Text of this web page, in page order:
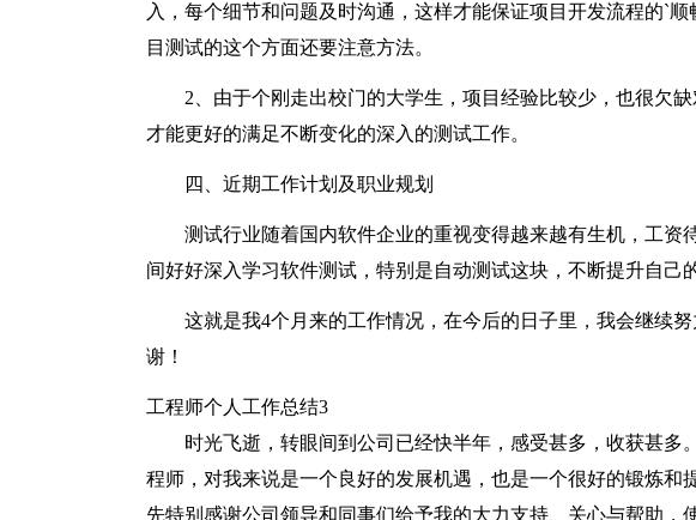
入，每个细节和问题及时沟通，这样才能保证项目开发流程的`
目测试的这个方面还要注意方法。
2、由于个刚走出校门的大学生，项目经验比较少，也很欠
才能更好的满足不断变化的深入的测试工作。
四、近期工作计划及职业规划
测试行业随着国内软件企业的重视变得越来越有生机，工资
间好好深入学习软件测试，特别是自动测试这块，不断提升自己
这就是我4个月来的工作情况，在今后的日子里，我会继续
谢！
工程师个人工作总结3
时光飞逝，转眼间到公司已经快半年，感受甚多，收获甚多
程师，对我来说是一个良好的发展机遇，也是一个很好的锻炼和
先特别感谢公司领导和同事们给予我的大力支持、关心与帮助，